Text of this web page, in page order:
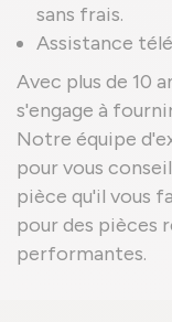
sans frais.
Assistance
Avec plus de 10
s'engage à
Notre équipe
pour vous
pièce qu'il vous
pour des pièces
performantes.